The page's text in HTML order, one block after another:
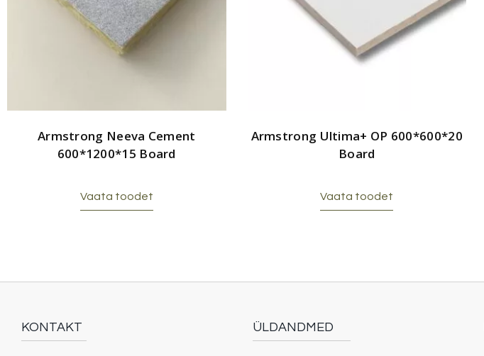
Armstrong Neeva Cement
600*1200*15 Board
Vaata toodet
Armstrong Ultima+ OP 600*600*20
Board
Vaata toodet
KONTAKT ÜLDANDMED